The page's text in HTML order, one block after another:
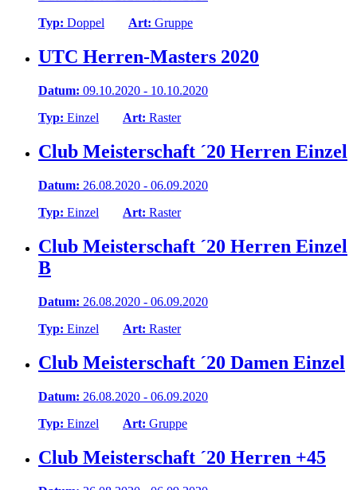
Typ: Doppel Art: Gruppe
UTC Herren-Masters 2020
Datum: 09.10.2020 - 10.10.2020
Typ: Einzel Art: Raster
Club Meisterschaft ´20 Herren Einzel
Datum: 26.08.2020 - 06.09.2020
Typ: Einzel Art: Raster
Club Meisterschaft ´20 Herren Einzel
B
Datum: 26.08.2020 - 06.09.2020
Typ: Einzel Art: Raster
Club Meisterschaft ´20 Damen Einzel
Datum: 26.08.2020 - 06.09.2020
Typ: Einzel Art: Gruppe
Club Meisterschaft ´20 Herren +45